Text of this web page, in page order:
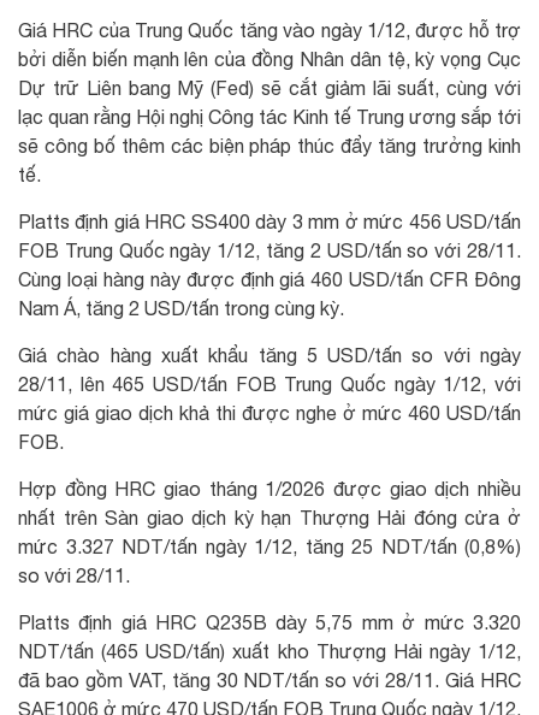
Giá HRC của Trung Quốc tăng vào ngày 1/12, được hỗ trợ
bởi diễn biến mạnh lên của đồng Nhân dân tệ, kỳ vọng Cục
Dự trữ Liên bang Mỹ (Fed) sẽ cắt giảm lãi suất, cùng với
lạc quan rằng Hội nghị Công tác Kinh tế Trung ương sắp tới
sẽ công bố thêm các biện pháp thúc đẩy tăng trưởng kinh
tế.
Platts định giá HRC SS400 dày 3 mm ở mức 456 USD/tấn
FOB Trung Quốc ngày 1/12, tăng 2 USD/tấn so với 28/11.
Cùng loại hàng này được định giá 460 USD/tấn CFR Đông
Nam Á, tăng 2 USD/tấn trong cùng kỳ.
Giá chào hàng xuất khẩu tăng 5 USD/tấn so với ngày
28/11, lên 465 USD/tấn FOB Trung Quốc ngày 1/12, với
mức giá giao dịch khả thi được nghe ở mức 460 USD/tấn
FOB.
Hợp đồng HRC giao tháng 1/2026 được giao dịch nhiều
nhất trên Sàn giao dịch kỳ hạn Thượng Hải đóng cửa ở
mức 3.327 NDT/tấn ngày 1/12, tăng 25 NDT/tấn (0,8%)
so với 28/11.
Platts định giá HRC Q235B dày 5,75 mm ở mức 3.320
NDT/tấn (465 USD/tấn) xuất kho Thượng Hải ngày 1/12,
đã bao gồm VAT, tăng 30 NDT/tấn so với 28/11. Giá HRC
SAE1006 ở mức 470 USD/tấn FOB Trung Quốc ngày 1/12,